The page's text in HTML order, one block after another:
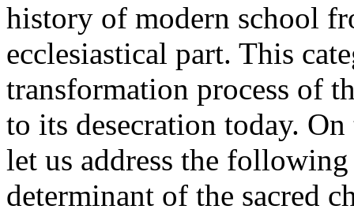
history of modern school
ecclesiastical part. This
transformation process of
to its desecration today.
let us address the
determinant of the sacred